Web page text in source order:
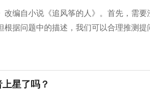
改编自小说《追风筝的人》。首先，需
据问题中的描述，我们可以合理推测提
星了吗？